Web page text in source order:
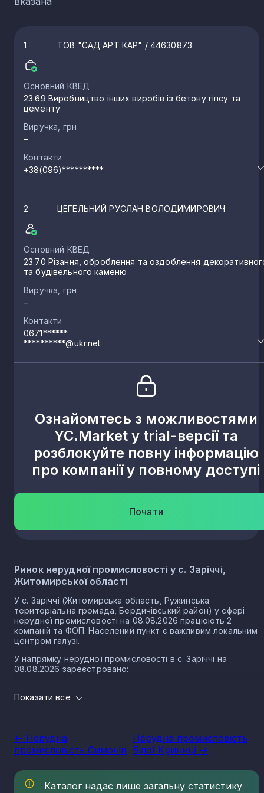
1 ТОВ "САД АРТ КАР" / 44630873
Основний КВЕД
23.69 Виробництво інших виробів із бетону гіпсу та
цементу
Виручка, грн
–
Контакти
+38(096)**********
2 ЦЕГЕЛЬНИЙ РУСЛАН ВОЛОДИМИРОВИЧ
Основний КВЕД
23.70 Різання, оброблення та оздоблення
та будівельного каменю
Виручка, грн
–
Контакти
0671******
**********@ukr.net
Ознайомтесь з можливостями
YC.Market у trial-версії та
розблокуйте повну інформацію
про компанії у повному доступі
Почати
Ринок нерудної промисловості у с. Заріччі,
Житомирської області
У с. Заріччі (Житомирська область, Ружинська
територіальна громада, Бердичівський район) у сфері
нерудної промисловості на 08.08.2026 працюють 2
компаній та ФОП. Населений пункт є важливим локальним
центром галузі.
У напрямку нерудної промисловості в с. Заріччі на
08.08.2026 зареєстровано:
1 ФОП
прямо впливає на утворення національного ВВП.
Варто зазначити, що Україна має низку сприятливих умов
для розвитку сегменту, в тому числі географічне
положення, велику кількість надр, що багаті на різні
копалини нерудного типу. Найбільш масштабним
Показати все
<- Нерудна
промисловість Симонів
Нерудна промисловість
Білої Криниці ->
Каталог надає лише загальну статистику